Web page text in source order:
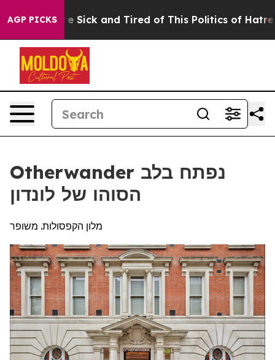
AGP PICKS
Are Sick and Tired of This Politics of Hatred” The
Otherwander נפתח בלב
הסוהו של לונדון
מלון הקפסולות. משופר